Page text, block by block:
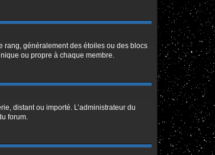
rang, généralement des étoiles ou des blocs
ou propre à chaque membre.
distant ou importé. L’administrateur du
forum.